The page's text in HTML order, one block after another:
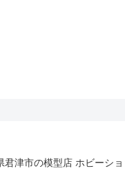
津市の模型店 ホビーショ